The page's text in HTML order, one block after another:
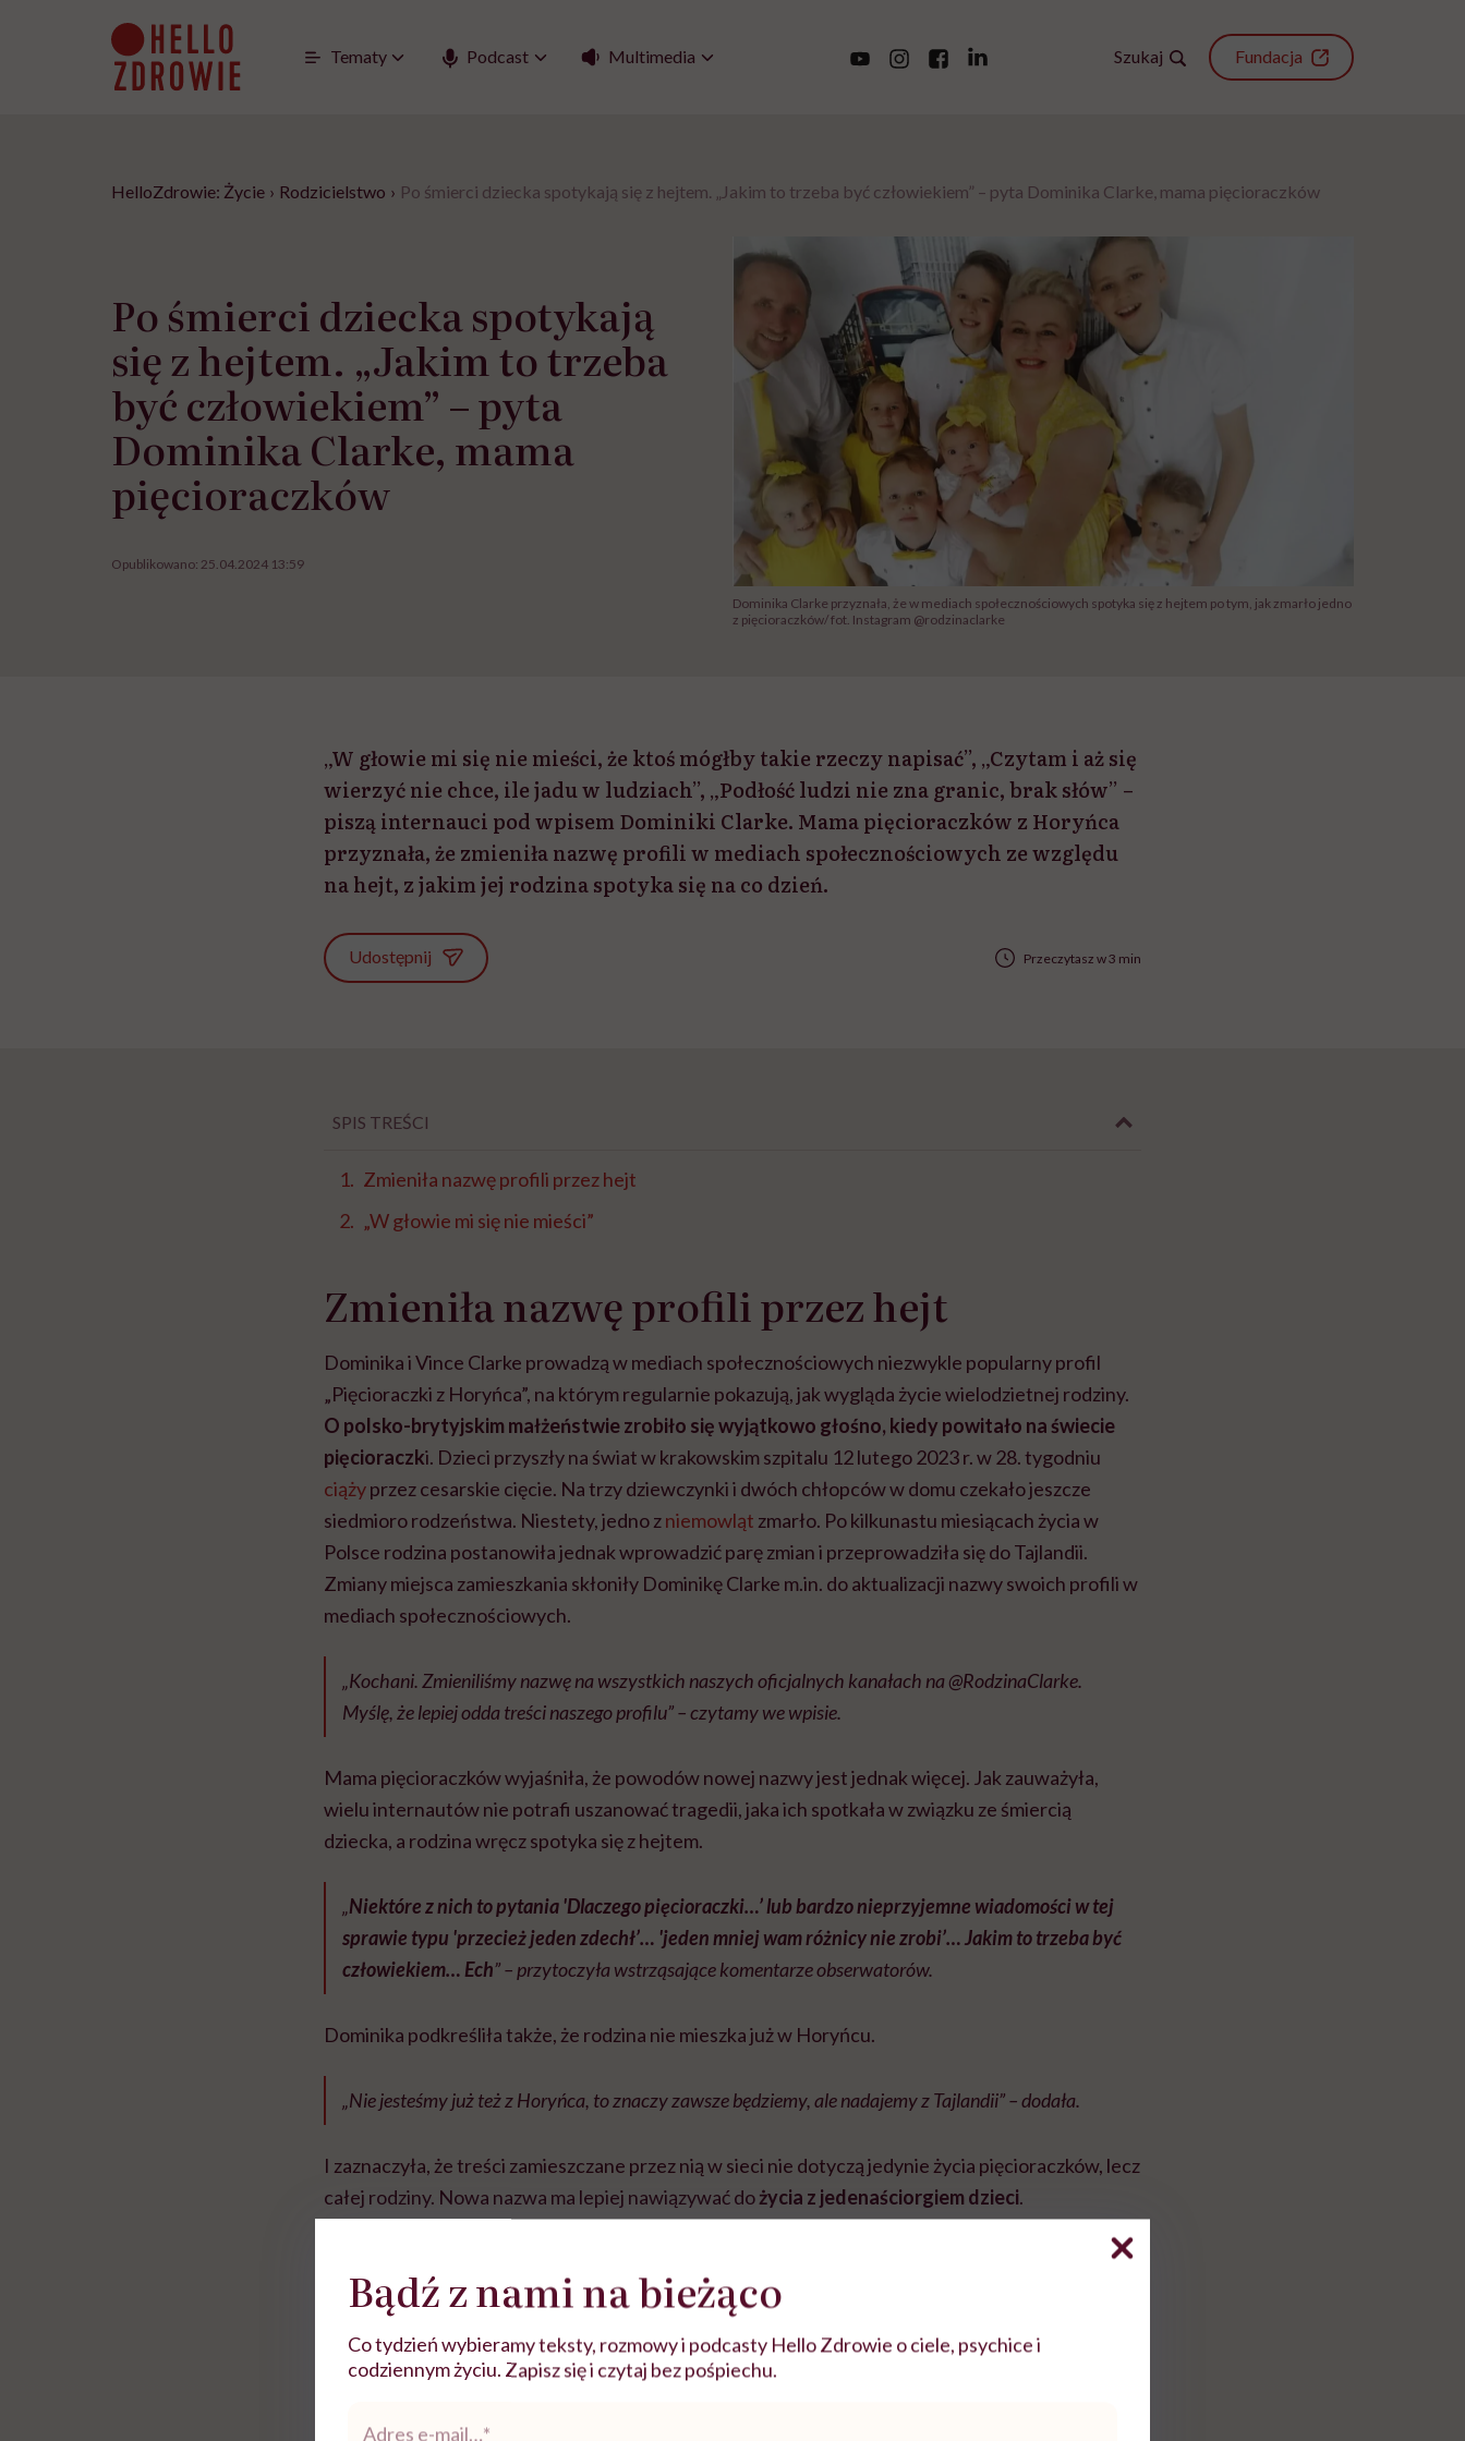
Tematy Podcast Multimedia Szukaj Fundacja
HelloZdrowie: Życie › Rodzicielstwo › Po śmierci dziecka spotykają się z hejtem. „Jakim to trzeba być człowiekiem” – pyta Dominika Clarke, mama pięcioraczków
Po śmierci dziecka spotykają
się z hejtem. „Jakim to trzeba
być człowiekiem” – pyta
Dominika Clarke, mama
pięcioraczków
Opublikowano: 25.04.2024 13:59
Dominika Clarke przyznała, że w mediach społecznościowych spotyka się z hejtem po tym, jak zmarło jedno
z pięcioraczków/ fot. Instagram @rodzinaclarke
„W głowie mi się nie mieści, że ktoś mógłby takie rzeczy napisać”, „Czytam i aż się
wierzyć nie chce, ile jadu w ludziach”, „Podłość ludzi nie zna granic, brak słów” –
piszą internauci pod wpisem Dominiki Clarke. Mama pięcioraczków z Horyńca
przyznała, że zmieniła nazwę profili w mediach społecznościowych ze względu
na hejt, z jakim jej rodzina spotyka się na co dzień.
Udostępnij Przeczytasz w 3 min
SPIS TREŚCI
Zmieniła nazwę profili przez hejt
„W głowie mi się nie mieści”
Zmieniła nazwę profili przez hejt
Dominika i Vince Clarke prowadzą w mediach społecznościowych niezwykle popularny profil
„Pięcioraczki z Horyńca”, na którym regularnie pokazują, jak wygląda życie wielodzietnej rodziny.
O polsko-brytyjskim małżeństwie zrobiło się wyjątkowo głośno, kiedy powitało na świecie
pięcioraczki. Dzieci przyszły na świat w krakowskim szpitalu 12 lutego 2023 r. w 28. tygodniu
ciążyprzez cesarskie cięcie. Na trzy dziewczynki i dwóch chłopców w domu czekało jeszcze
siedmioro rodzeństwa. Niestety, jedno zniemowląt zmarło. Po kilkunastu miesiącach życia w
Polsce rodzina postanowiła jednak wprowadzić parę zmian i przeprowadziła się do Tajlandii.
Zmiany miejsca zamieszkania skłoniły Dominikę Clarke m.in. do aktualizacji nazwy swoich profili w
mediach społecznościowych.
„Kochani. Zmieniliśmy nazwę na wszystkich naszych oficjalnych kanałach na @RodzinaClarke.
Myślę, że lepiej odda treści naszego profilu” – czytamy we wpisie.
Mama pięcioraczków wyjaśniła, że powodów nowej nazwy jest jednak więcej. Jak zauważyła,
wielu internautów nie potrafi uszanować tragedii, jaka ich spotkała w związku ze śmiercią
dziecka, a rodzina wręcz spotyka się z hejtem.
„Niektóre z nich to pytania 'Dlaczego pięcioraczki…’ lub bardzo nieprzyjemne wiadomości w tej
sprawie typu 'przecież jeden zdechł’… 'jeden mniej wam różnicy nie zrobi’… Jakim to trzeba być
człowiekiem… Ech” – przytoczyła wstrząsające komentarze obserwatorów.
Dominika podkreśliła także, że rodzina nie mieszka już w Horyńcu.
„Nie jesteśmy już też z Horyńca, to znaczy zawsze będziemy, ale nadajemy z Tajlandii” – dodała.
I zaznaczyła, że treści zamieszczane przez nią w sieci nie dotyczą jedynie życia pięcioraczków, lecz
całej rodziny. Nowa nazwa ma lepiej nawiązywać dożycia z jedenaściorgiem dzieci.
Bądź z nami na bieżąco
Co tydzień wybieramy teksty, rozmowy i podcasty Hello Zdrowie o ciele, psychice i
codziennym życiu. Zapisz się i czytaj bez pośpiechu.